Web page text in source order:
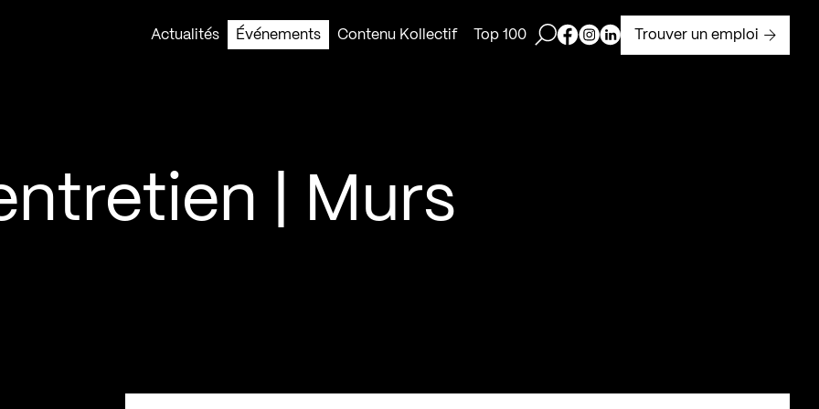
Actualités
Événements Contenu Kollectif Top 100 Ouvrir la barre de recherche
Page Facebook de Kollectif
Page Instagram de Kollectif
Page Linkedin de Kollectif
Trouver un emploi
| Murs